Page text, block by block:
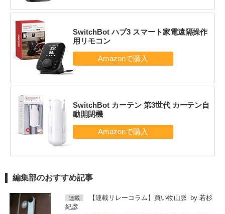
SwitchBot ハブ3 スマート家電遠隔操作
用リモコン
SwitchBot カーテン 第3世代 カーテン自
動開閉機
編集部のおすすめ記事
連載 【連載リレーコラム】買い物山脈 by 若杉
紀彦